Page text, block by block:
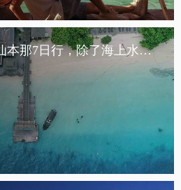
#东南DX3夜猫行动#仙本那7日行，除了海上水屋还有海底邮局